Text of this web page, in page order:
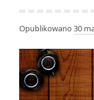
Opublikowano 30